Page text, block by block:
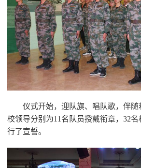
仪式开始，迎队旗、唱队歌，伴随
校领导分别为11名队员授戴衔章，32
行了宣誓。